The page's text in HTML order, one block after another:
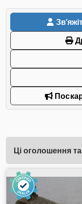
Ці оголошення